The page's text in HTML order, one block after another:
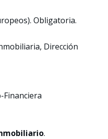
Obligatoria.
Dirección
.